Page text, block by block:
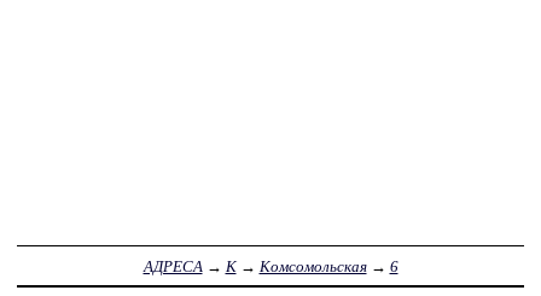
АДРЕСА → К→ Комсомольская→ 6